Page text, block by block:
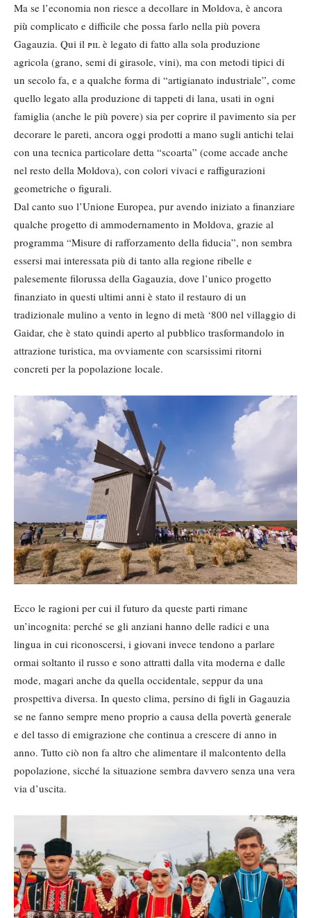
Ma se l’economia non riesce a decollare in Moldova, è ancora
più complicato e difficile che possa farlo nella più povera
Gagauzia. Qui il pil è legato di fatto alla sola produzione
agricola (grano, semi di girasole, vini), ma con metodi tipici di
un secolo fa, e a qualche forma di “artigianato industriale”, come
quello legato alla produzione di tappeti di lana, usati in ogni
famiglia (anche le più povere) sia per coprire il pavimento sia per
decorare le pareti, ancora oggi prodotti a mano sugli antichi telai
con una tecnica particolare detta “scoarta” (come accade anche
nel resto della Moldova), con colori vivaci e raffigurazioni
geometriche o figurali.
Dal canto suo l’Unione Europea, pur avendo iniziato a finanziare
qualche progetto di ammodernamento in Moldova, grazie al
programma “Misure di rafforzamento della fiducia”, non sembra
essersi mai interessata più di tanto alla regione ribelle e
palesemente filorussa della Gagauzia, dove l’unico progetto
finanziato in questi ultimi anni è stato il restauro di un
tradizionale mulino a vento in legno di metà ‘800 nel villaggio di
Gaidar, che è stato quindi aperto al pubblico trasformandolo in
attrazione turistica, ma ovviamente con scarsissimi ritorni
concreti per la popolazione locale.
Ecco le ragioni per cui il futuro da queste parti rimane
un’incognita: perché se gli anziani hanno delle radici e una
lingua in cui riconoscersi, i giovani invece tendono a parlare
ormai soltanto il russo e sono attratti dalla vita moderna e dalle
mode, magari anche da quella occidentale, seppur da una
prospettiva diversa. In questo clima, persino di figli in Gagauzia
se ne fanno sempre meno proprio a causa della povertà generale
e del tasso di emigrazione che continua a crescere di anno in
anno. Tutto ciò non fa altro che alimentare il malcontento della
popolazione, sicché la situazione sembra davvero senza una vera
via d’uscita.